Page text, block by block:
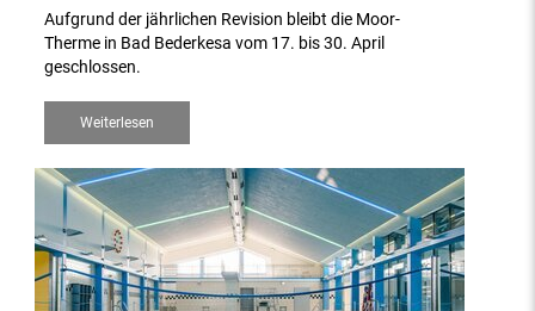
Aufgrund der jährlichen Revision bleibt die Moor-
Therme in Bad Bederkesa vom 17. bis 30. April
geschlossen.
Weiterlesen